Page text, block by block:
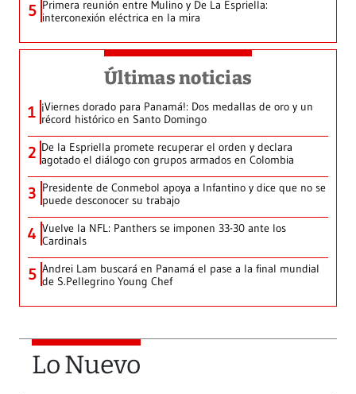
5 Primera reunión entre Mulino y De La Espriella:
interconexión eléctrica en la mira
Últimas noticias
1 ¡Viernes dorado para Panamá!: Dos medallas de oro y un
récord histórico en Santo Domingo
2 De la Espriella promete recuperar el orden y declara
agotado el diálogo con grupos armados en Colombia
3 Presidente de Conmebol apoya a Infantino y dice que no se
puede desconocer su trabajo
4 Vuelve la NFL: Panthers se imponen 33-30 ante los
Cardinals
5 Andrei Lam buscará en Panamá el pase a la final mundial
de S.Pellegrino Young Chef
Lo Nuevo